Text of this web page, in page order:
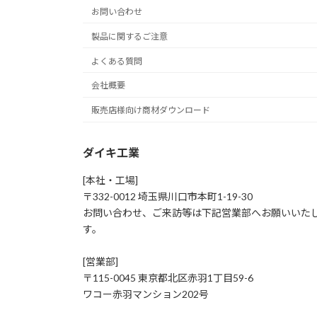
お問い合わせ
製品に関するご注意
よくある質問
会社概要
販売店様向け商材ダウンロード
ダイキ工業
[本社・工場]
〒332-0012 埼玉県川口市本町1-19-30
お問い合わせ、ご来訪等は下記営業部へお願いいた
す。
[営業部]
〒115-0045 東京都北区赤羽1丁目59-6
ワコー赤羽マンション202号